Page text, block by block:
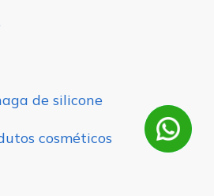
de silicone
cosméticos